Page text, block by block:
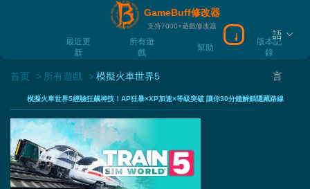
GameBuff修改器
支持7000+遊戲修改器
最近更
新
所有遊
戲
幫助
版本記
錄
下載Gamebuff
語
言
首页 所有遊戲 模擬火車世界5
模擬火車世界5經驗狂飆神技！AP狂暴×XP加速×等級突破 讓你30分鐘解鎖隱藏路線